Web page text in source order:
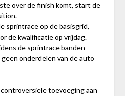
over de finish komt, start de
sprintrace op de basisgrid,
de kwalificatie op vrijdag.
de sprintrace banden
onderdelen van de auto
toevoeging aan